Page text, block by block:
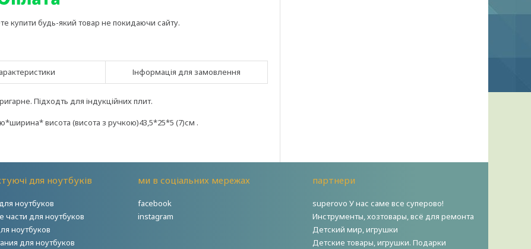
купити будь-який товар не покидаючи сайту.
Інформація для замовлення
Підходть для індукційних плит.
висота (висота з ручкою)43,5*25*5 (7)см .
для ноутбуків
ноутбуков
части для ноутбуков
ноутбуков
для ноутбуков
ми в соціальних мережах
facebook
instagram
партнери
superovo У нас саме все суперово!
Инструменты, хозтовары, всё для ремонта
Детский мир, игрушки
Детские товары, игрушки. Подарки